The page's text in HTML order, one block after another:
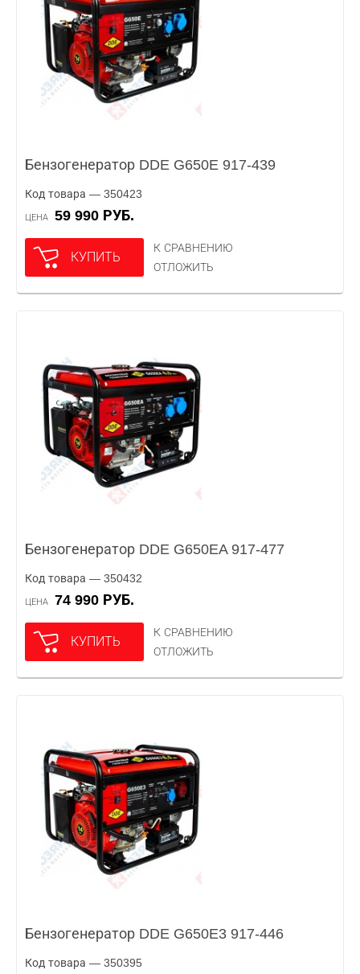
Бензогенератор DDE G650E 917-439
Код товара — 350423
ЦЕНА 59 990 РУБ.
КУПИТЬ
К СРАВНЕНИЮ
ОТЛОЖИТЬ
Бензогенератор DDE G650EA 917-477
Код товара — 350432
ЦЕНА 74 990 РУБ.
КУПИТЬ
К СРАВНЕНИЮ
ОТЛОЖИТЬ
Бензогенератор DDE G650E3 917-446
Код товара — 350395